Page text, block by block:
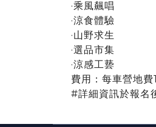
·乘風飆唱
·涼食體驗
·山野求生
·選品市集
·涼感工兿
費用：每車營地
#詳細資訊於報名